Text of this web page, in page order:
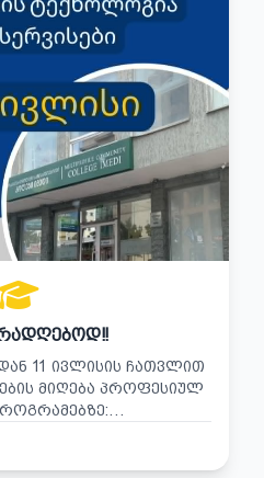
11 ᲘᲕᲚᲘᲡᲘᲡ ᲩᲐᲗᲕᲚᲘᲗ